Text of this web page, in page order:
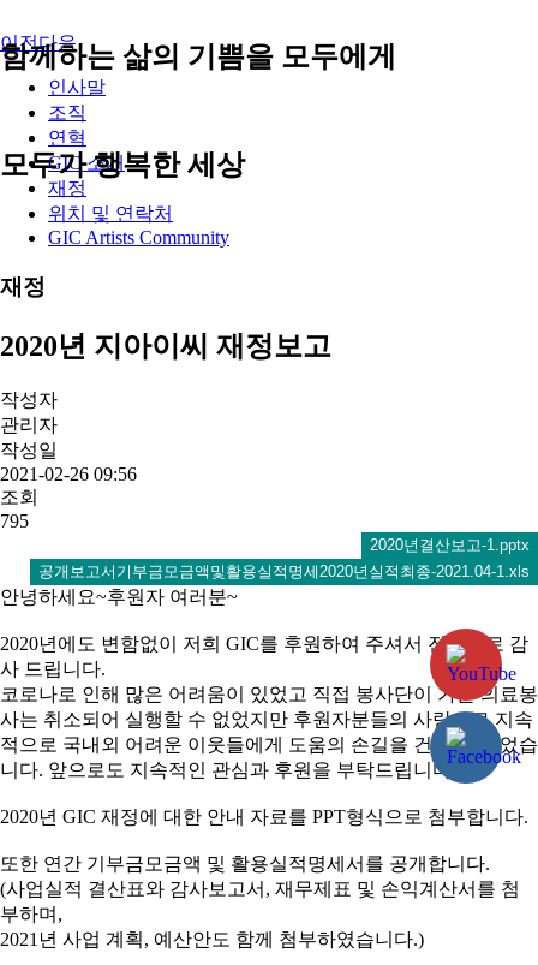
함께하는 삶의 기쁨을 모두에게
모두가 행복한 세상
이전다음
인사말
조직
연혁
GIC 소개
재정
위치 및 연락처
GIC Artists Community
재정
2020년 지아이씨 재정보고
작성자
관리자
작성일
2021-02-26 09:56
조회
795
2020년결산보고-1.pptx
공개보고서기부금모금액및활용실적명세2020년실적최종-2021.04-1.xls
안녕하세요~후원자 여러분~
2020년에도 변함없이 저희 GIC를 후원하여 주셔서 진심으로 감
사 드립니다.
코로나로 인해 많은 어려움이 있었고 직접 봉사단이 가는 의료봉
사는 취소되어 실행할 수 없었지만 후원자분들의 사랑으로 지속
적으로 국내외 어려운 이웃들에게 도움의 손길을 건넬 수 있었습
니다. 앞으로도 지속적인 관심과 후원을 부탁드립니다.
2020년 GIC 재정에 대한 안내 자료를 PPT형식으로 첨부합니다.
또한 연간 기부금모금액 및 활용실적명세서를 공개합니다.
(사업실적 결산표와 감사보고서, 재무제표 및 손익계산서를 첨
부하며,
2021년 사업 계획, 예산안도 함께 첨부하였습니다.)